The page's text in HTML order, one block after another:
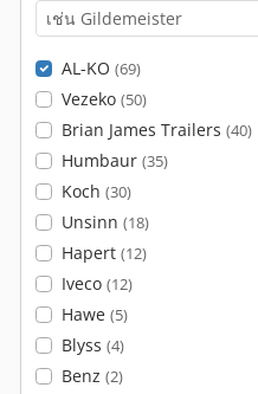
AL-KO (69)
Vezeko (50)
Brian James Trailers (40)
Humbaur (35)
Koch (30)
Unsinn (18)
Hapert (12)
Iveco (12)
Hawe (5)
Blyss (4)
Benz (2)